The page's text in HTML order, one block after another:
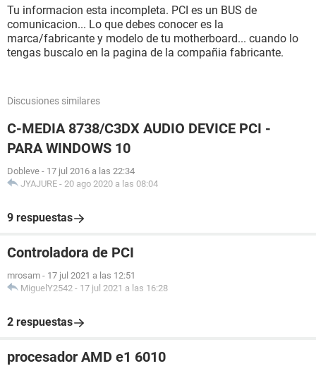
Tu informacion esta incompleta. PCI es un BUS de
comunicacion... Lo que debes conocer es la
marca/fabricante y modelo de tu motherboard... cuando lo
tengas buscalo en la pagina de la compañia fabricante.
Discusiones similares
C-MEDIA 8738/C3DX AUDIO DEVICE PCI -
PARA WINDOWS 10
Dobleve - 17 jul 2016 a las 22:34
JYAJURE - 20 ago 2020 a las 08:04
9 respuestas
Controladora de PCI
mrosam - 17 jul 2021 a las 12:51
MiguelY2542 - 17 jul 2021 a las 16:28
2 respuestas
procesador AMD e1 6010